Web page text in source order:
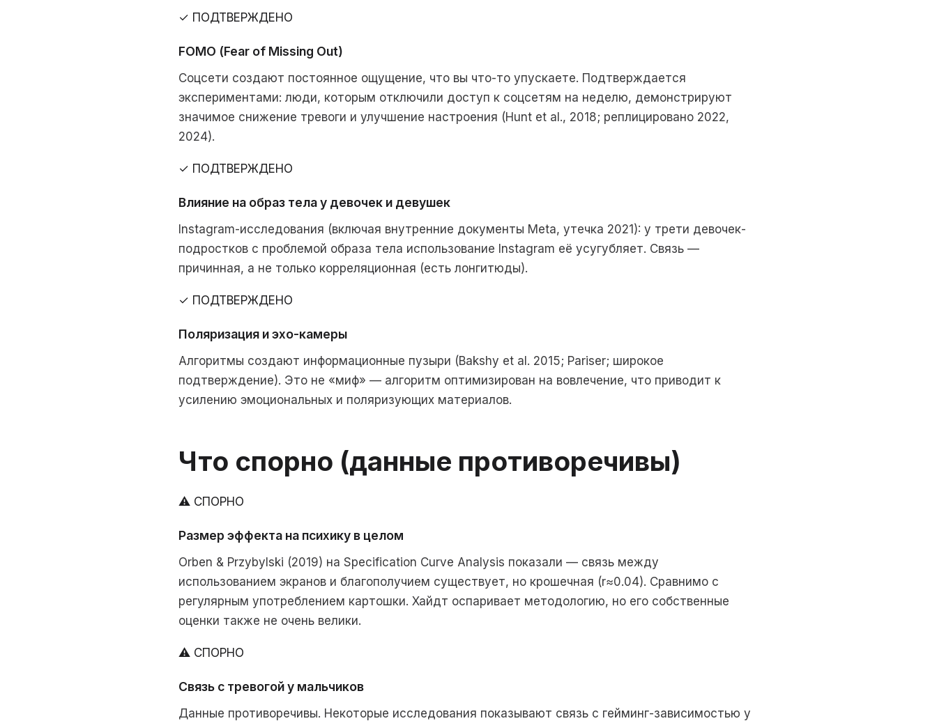
✓ ПОДТВЕРЖДЕНО
FOMO (Fear of Missing Out)
Соцсети создают постоянное ощущение, что вы что-то упускаете. Подтверждается
экспериментами: люди, которым отключили доступ к соцсетям на неделю, демонстрируют
значимое снижение тревоги и улучшение настроения (Hunt et al., 2018; реплицировано 2022,
2024).
✓ ПОДТВЕРЖДЕНО
Влияние на образ тела у девочек и девушек
Instagram-исследования (включая внутренние документы Meta, утечка 2021): у трети девочек-
подростков с проблемой образа тела использование Instagram её усугубляет. Связь —
причинная, а не только корреляционная (есть лонгитюды).
✓ ПОДТВЕРЖДЕНО
Поляризация и эхо-камеры
Алгоритмы создают информационные пузыри (Bakshy et al. 2015; Pariser; широкое
подтверждение). Это не «миф» — алгоритм оптимизирован на вовлечение, что приводит к
усилению эмоциональных и поляризующих материалов.
Что спорно (данные противоречивы)
⚠ СПОРНО
Размер эффекта на психику в целом
Orben & Przybylski (2019) на Specification Curve Analysis показали — связь между
использованием экранов и благополучием существует, но крошечная (r≈0.04). Сравнимо с
регулярным употреблением картошки. Хайдт оспаривает методологию, но его собственные
оценки также не очень велики.
⚠ СПОРНО
Связь с тревогой у мальчиков
Данные противоречивы. Некоторые исследования показывают связь с гейминг-зависимостью у